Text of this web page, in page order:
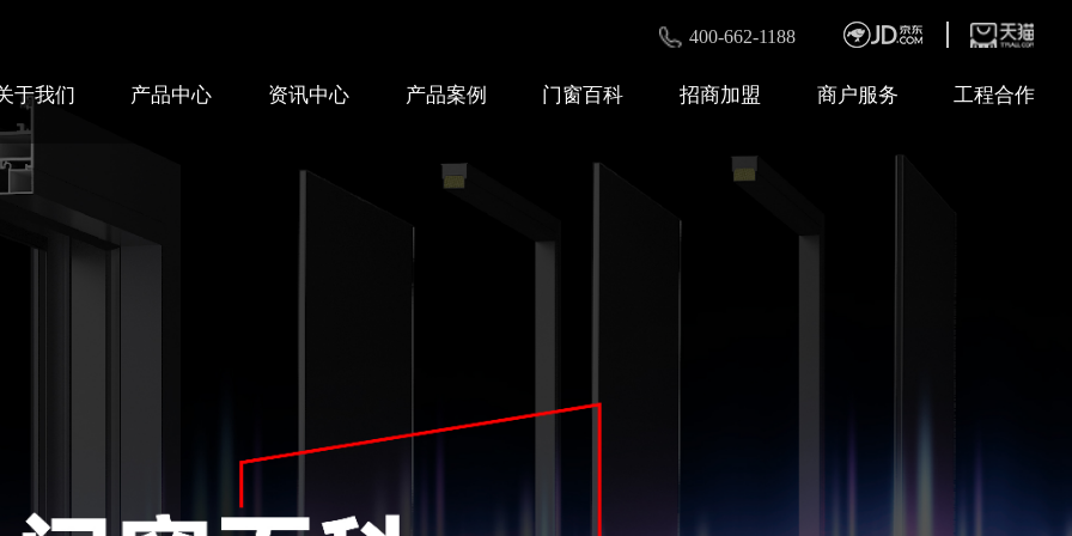
400-662-1188
于我们 产品中心 资讯中心 产品案例 门窗百科 招商加盟 商户服务 工程合作